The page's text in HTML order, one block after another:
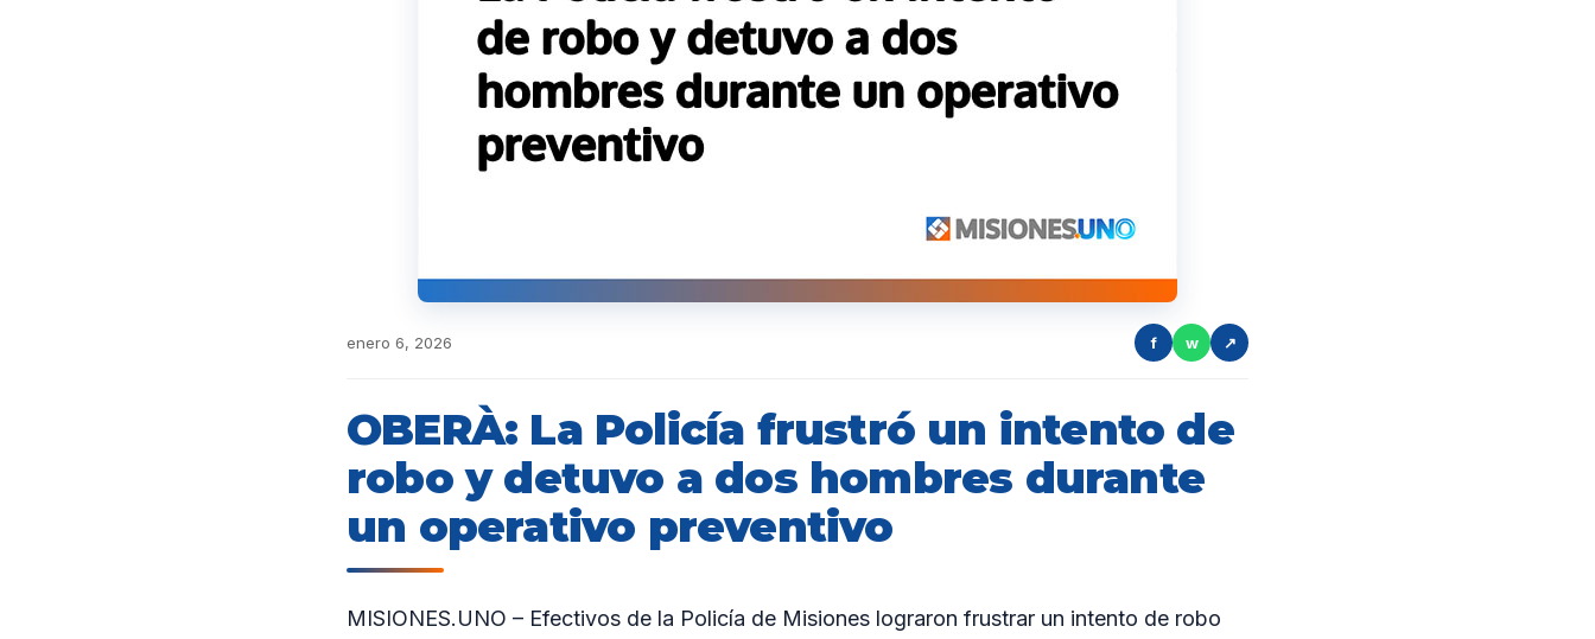
enero 6, 2026 f w ↗
OBERÀ: La Policía frustró un intento de
robo y detuvo a dos hombres durante
un operativo preventivo
MISIONES.UNO – Efectivos de la Policía de Misiones lograron frustrar un intento de robo